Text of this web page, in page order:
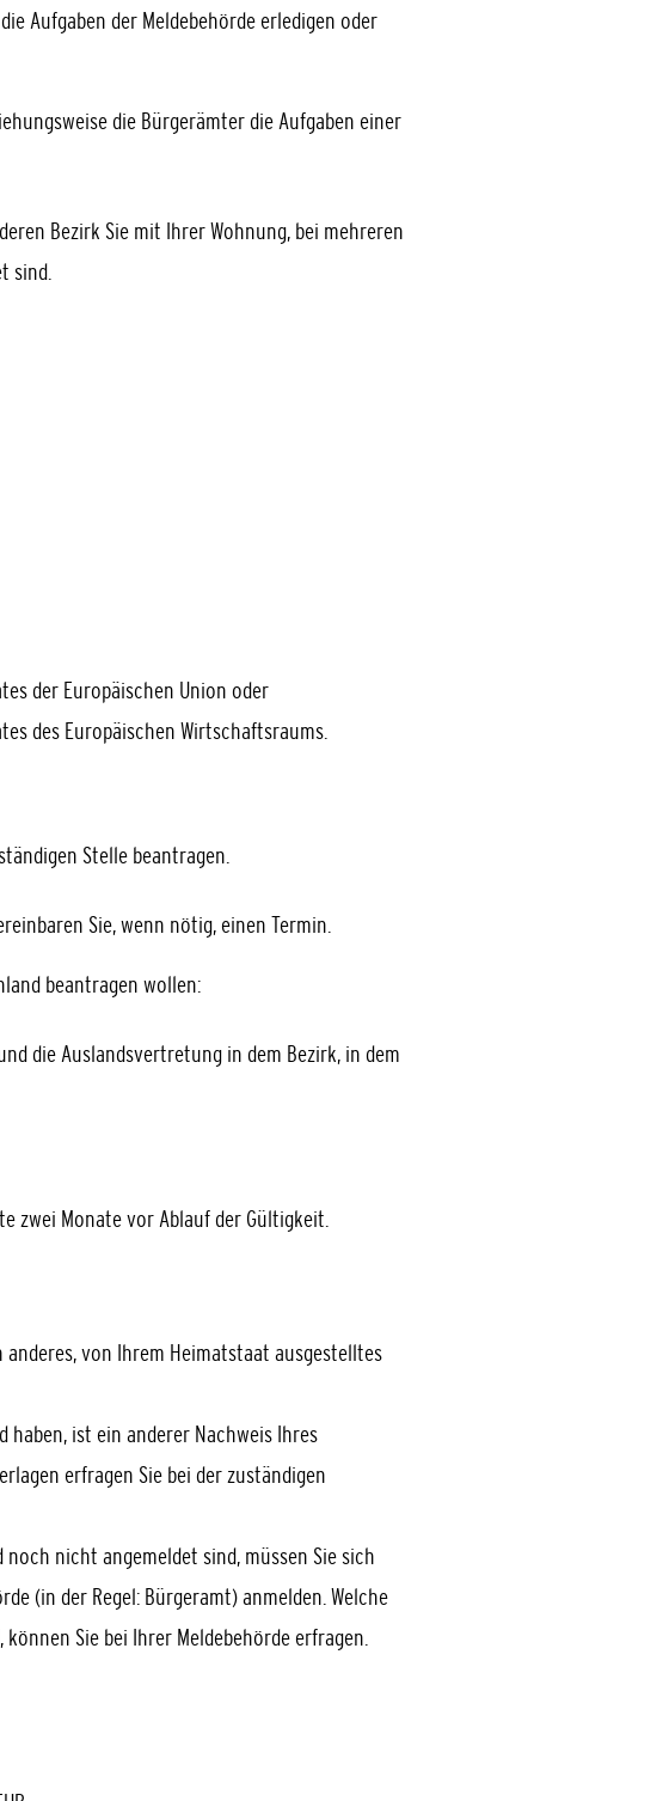
Aufgaben der Meldebehörde erledigen oder
die Bürgerämter die Aufgaben einer
Bezirk Sie mit Ihrer Wohnung, bei mehreren
sind.
der Europäischen Union oder
des Europäischen Wirtschaftsraums.
Stelle beantragen.
Sie, wenn nötig, einen Termin.
beantragen wollen:
die Auslandsvertretung in dem Bezirk, in dem
zwei Monate vor Ablauf der Gültigkeit.
anderes, von Ihrem Heimatstaat ausgestelltes
haben, ist ein anderer Nachweis Ihres
erfragen Sie bei der zuständigen
nicht angemeldet sind, müssen Sie sich
(in der Regel: Bürgeramt) anmelden. Welche
Sie bei Ihrer Meldebehörde erfragen.